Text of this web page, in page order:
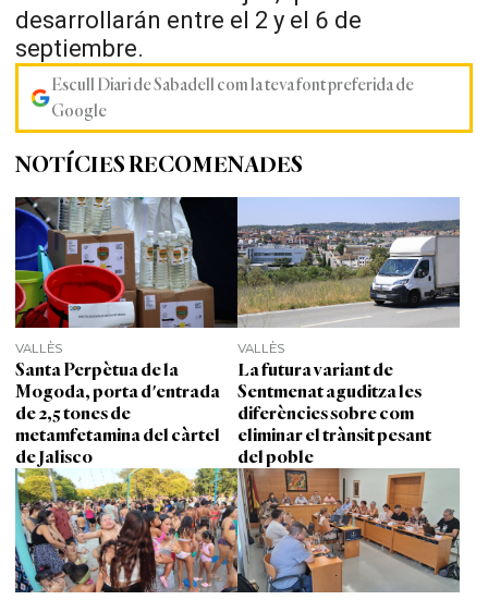
desarrollarán entre el 2 y el 6 de
septiembre.
Escull Diari de Sabadell com la teva font preferida de
Google
NOTÍCIES RECOMENADES
VALLÈS
Santa Perpètua de la
Mogoda, porta d'entrada
de 2,5 tones de
metamfetamina del càrtel
de Jalisco
VALLÈS
La futura variant de
Sentmenat aguditza les
diferències sobre com
eliminar el trànsit pesant
del poble